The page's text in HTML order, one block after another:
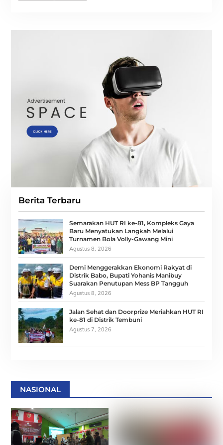
Berita Terbaru
Semarakan HUT RI ke-81, Kompleks Gaya
Baru Menyatukan Langkah Melalui
Turnamen Bola Volly-Gawang Mini
Agustus 8, 2026
Demi Menggerakkan Ekonomi Rakyat di
Distrik Babo, Bupati Yohanis Manibuy
Suarakan Penutupan Mess BP Tangguh
Agustus 8, 2026
Jalan Sehat dan Doorprize Meriahkan HUT RI
ke-81 di Distrik Tembuni
Agustus 7, 2026
NASIONAL